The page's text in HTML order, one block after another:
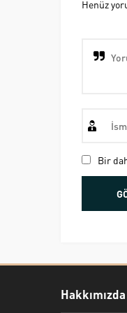
Henüz
Bir
Hakkımızda